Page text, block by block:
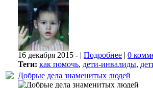
16 декабря 2015 - | Подробнее | 0
Теги: как помочь, дети-инвалиды,
Добрые дела знаменитых людей